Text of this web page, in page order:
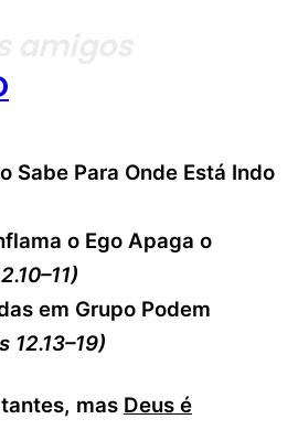
Sabe Para Onde Está Indo
o Ego Apaga o
em Grupo Podem
12.13–19)
mas Deus é